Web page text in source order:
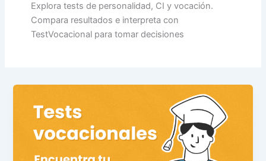
Explora tests de personalidad, CI y vocación.
Compara resultados e interpreta con
TestVocacional para tomar decisiones